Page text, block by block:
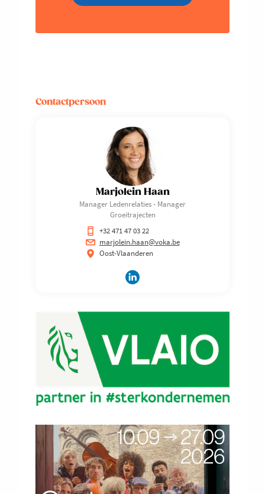
Contactpersoon
Marjolein Haan
Manager Ledenrelaties - Manager
Groeitrajecten
+32 471 47 03 22
marjolein.haan@voka.be
Oost-Vlaanderen